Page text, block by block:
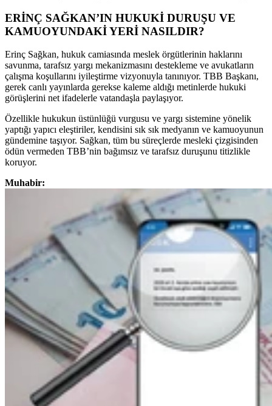
ERİNÇ SAĞKAN’IN HUKUKİ DURUŞU VE
KAMUOYUNDAKİ YERİ NASILDIR?
Erinç Sağkan, hukuk camiasında meslek örgütlerinin haklarını
savunma, tarafsız yargı mekanizmasını destekleme ve avukatların
çalışma koşullarını iyileştirme vizyonuyla tanınıyor. TBB Başkanı,
gerek canlı yayınlarda gerekse kaleme aldığı metinlerde hukuki
görüşlerini net ifadelerle vatandaşla paylaşıyor.
Özellikle hukukun üstünlüğü vurgusu ve yargı sistemine yönelik
yaptığı yapıcı eleştiriler, kendisini sık sık medyanın ve kamuoyunun
gündemine taşıyor. Sağkan, tüm bu süreçlerde mesleki çizgisinden
ödün vermeden TBB’nin bağımsız ve tarafsız duruşunu titizlikle
koruyor.
Muhabir: